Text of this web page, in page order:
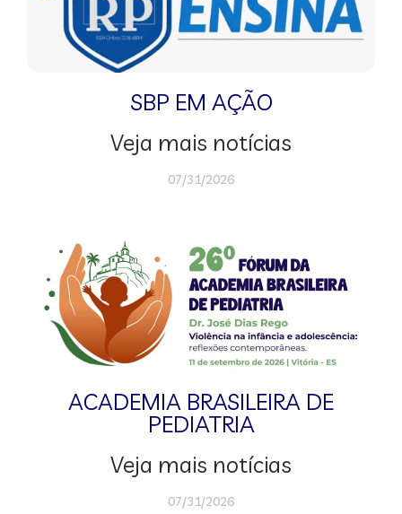
SBP EM AÇÃO
Veja mais notícias
07/31/2026
ACADEMIA BRASILEIRA DE
PEDIATRIA
Veja mais notícias
07/31/2026